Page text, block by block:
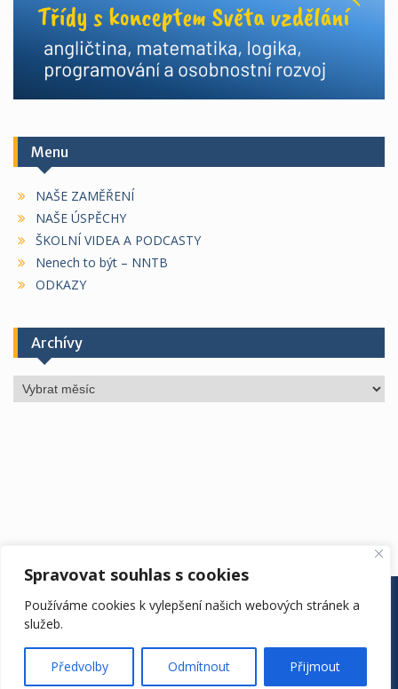
Spravovat souhlas s cookies
Používáme cookies k vylepšení našich webových stránek a
služeb.
Předvolby Odmítnout Přijmout
Menu
NAŠE ZAMĚŘENÍ
NAŠE ÚSPĚCHY
ŠKOLNÍ VIDEA A PODCASTY
Nenech to být – NNTB
ODKAZY
Archívy
Archívy
ÚŘEDNÍ DESKA ŠKOLA ŠKOLNÍ ROK
DRUŽINA
KONTAKTY
EDOOKIT
Proudly powered by WordPress | Education Hub byWEN
Themes